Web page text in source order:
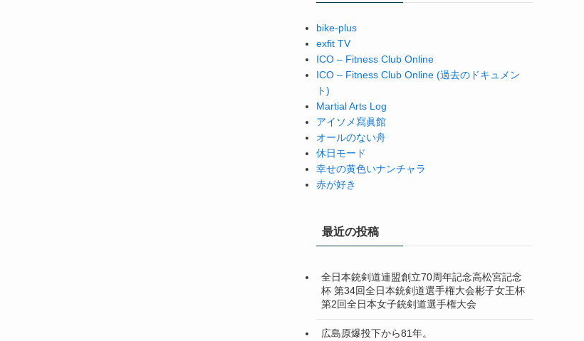
bike-plus
exfit TV
ICO – Fitness Club Online
ICO – Fitness Club Online (過去のドキュメン
ト)
Martial Arts Log
アイソメ寫眞館
オールのない舟
休日モード
幸せの黄色いナンチャラ
赤が好き
最近の投稿
全日本銃剣道連盟創立70周年記念高松宮記念
杯 第34回全日本銃剣道選手権大会彬子女王杯
第2回全日本女子銃剣道選手権大会
広島原爆投下から81年。